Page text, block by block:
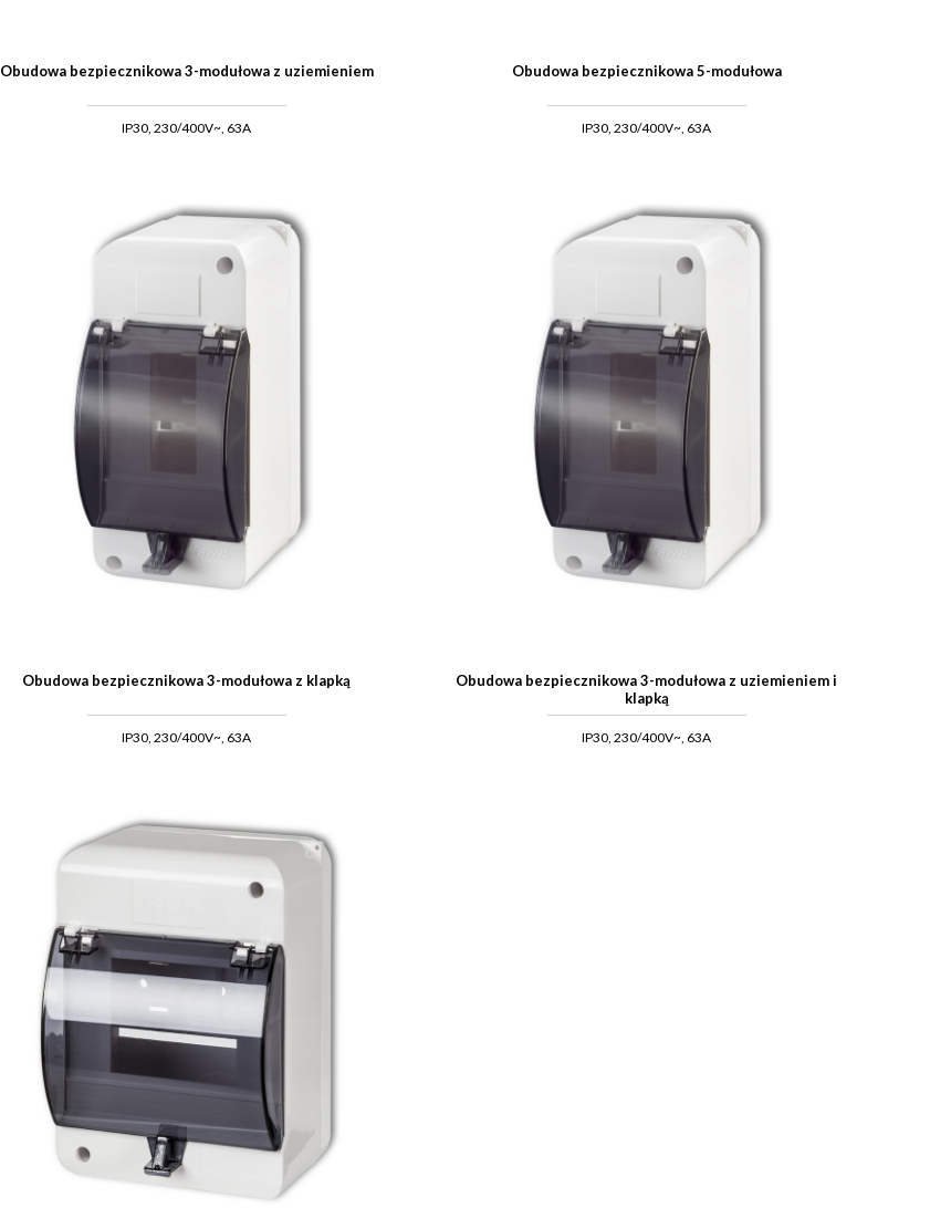
Obudowa bezpiecznikowa 3-modułowa z uziemieniem
IP30, 230/400V~, 63A
Obudowa bezpiecznikowa 5-modułowa
IP30, 230/400V~, 63A
Obudowa bezpiecznikowa 3-modułowa z klapką
IP30, 230/400V~, 63A
Obudowa bezpiecznikowa 3-modułowa z uziemieniem i
klapką
IP30, 230/400V~, 63A